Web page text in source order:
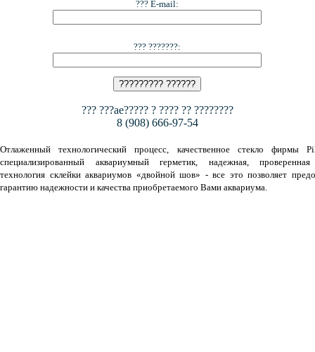
??? E-mail:
??? ???????:
??? ???ae????? ? ???? ?? ????????
8 (908) 666-97-54
Отлаженный технологический процесс, качественное стекло фирмы
специализированный аквариумный герметик, надежная,
технология склейки аквариумов «двойной шов» - все это позволяет
гарантию надежности и качества приобретаемого Вами аквариума.